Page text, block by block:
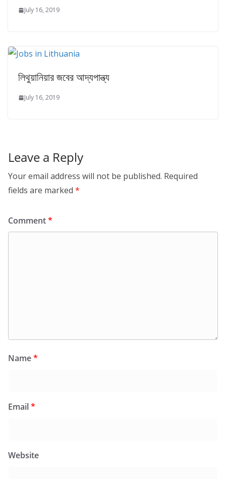
July 16, 2019
লিথুয়ানিয়ার জবের আদ্যপান্ত্য
July 16, 2019
Leave a Reply
Your email address will not be published. Required
fields are marked *
Comment*
Name*
Email*
Website